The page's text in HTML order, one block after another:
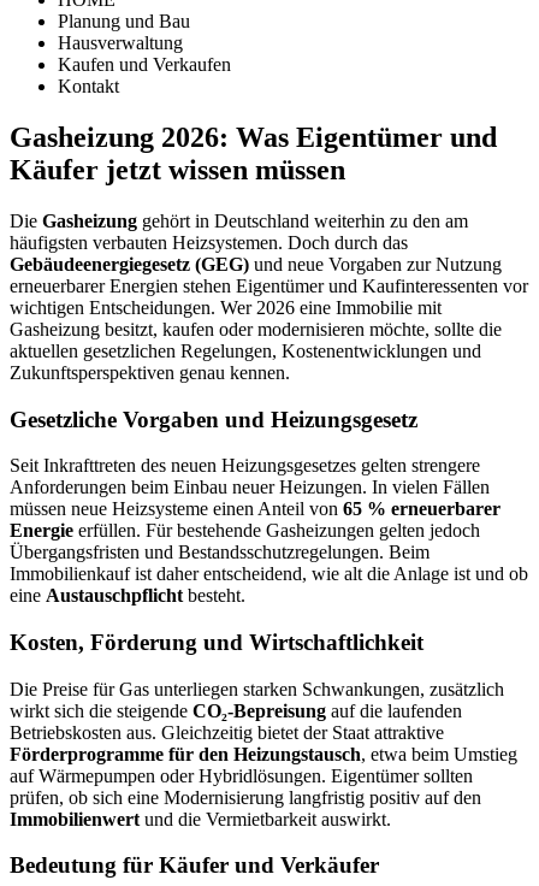
Planung und Bau
Hausverwaltung
Kaufen und Verkaufen
Kontakt
Gasheizung 2026: Was Eigentümer und
Käufer jetzt wissen müssen
Die Gasheizung gehört in Deutschland weiterhin zu den am
häufigsten verbauten Heizsystemen. Doch durch das
Gebäudeenergiegesetz (GEG) und neue Vorgaben zur Nutzung
erneuerbarer Energien stehen Eigentümer und Kaufinteressenten vor
wichtigen Entscheidungen. Wer 2026 eine Immobilie mit
Gasheizung besitzt, kaufen oder modernisieren möchte, sollte die
aktuellen gesetzlichen Regelungen, Kostenentwicklungen und
Zukunftsperspektiven genau kennen.
Gesetzliche Vorgaben und Heizungsgesetz
Seit Inkrafttreten des neuen Heizungsgesetzes gelten strengere
Anforderungen beim Einbau neuer Heizungen. In vielen Fällen
müssen neue Heizsysteme einen Anteil von 65 % erneuerbarer
Energie erfüllen. Für bestehende Gasheizungen gelten jedoch
Übergangsfristen und Bestandsschutzregelungen. Beim
Immobilienkauf ist daher entscheidend, wie alt die Anlage ist und ob
eine Austauschpflicht besteht.
Kosten, Förderung und Wirtschaftlichkeit
Die Preise für Gas unterliegen starken Schwankungen, zusätzlich
wirkt sich die steigende CO₂-Bepreisung auf die laufenden
Betriebskosten aus. Gleichzeitig bietet der Staat attraktive
Förderprogramme für den Heizungstausch, etwa beim Umstieg
auf Wärmepumpen oder Hybridlösungen. Eigentümer sollten
prüfen, ob sich eine Modernisierung langfristig positiv auf den
Immobilienwert und die Vermietbarkeit auswirkt.
Bedeutung für Käufer und Verkäufer